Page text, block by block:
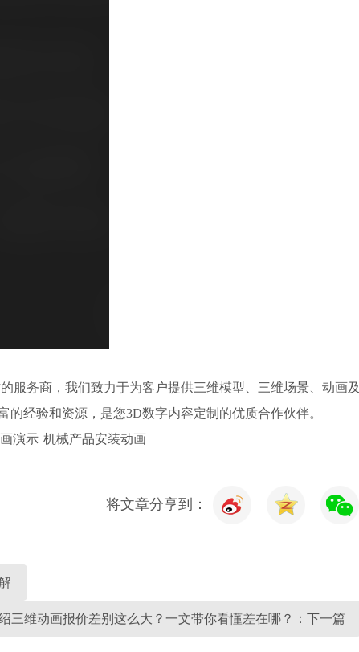
服务商，我们致力于为客户提供三维模型、三维场景、动画及
经验和资源，是您3D数字内容定制的优质合作伙伴。
演示 机械产品安装动画
将文章分享到：
三维动画报价差别这么大？一文带你看懂差在哪？：下一篇